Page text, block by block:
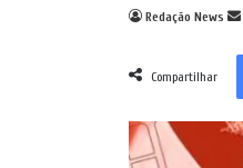
Redação News
Compartilhar